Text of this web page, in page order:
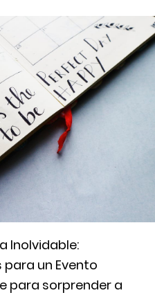
Inolvidable:
para un Evento
para sorprender a